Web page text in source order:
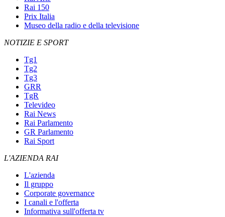
Rai 150
Prix Italia
Museo della radio e della televisione
NOTIZIE E SPORT
Tg1
Tg2
Tg3
GRR
TgR
Televideo
Rai News
Rai Parlamento
GR Parlamento
Rai Sport
L'AZIENDA RAI
L'azienda
Il gruppo
Corporate governance
I canali e l'offerta
Informativa sull'offerta tv